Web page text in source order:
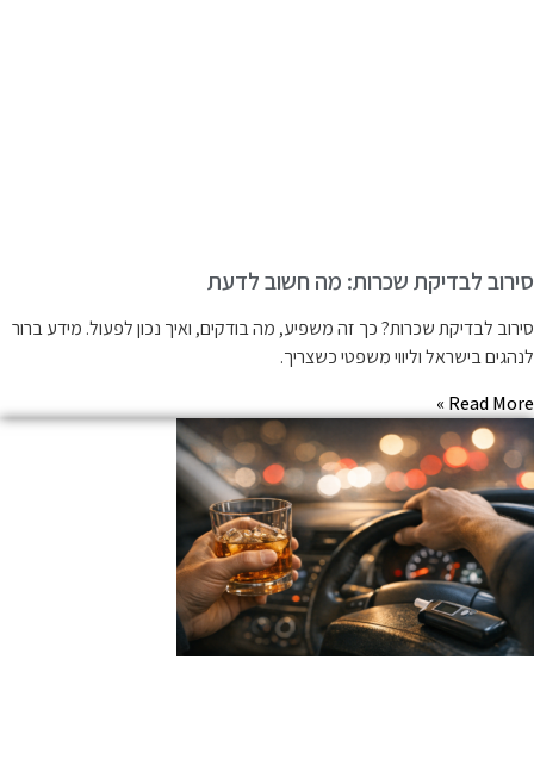
לבדיקת שכרות: מה חשוב לדעת
לבדיקת שכרות? כך זה משפיע, מה בודקים, ואיך נכון לפעול. מידע ברור
בישראל וליווי משפטי כשצריך.
Read More